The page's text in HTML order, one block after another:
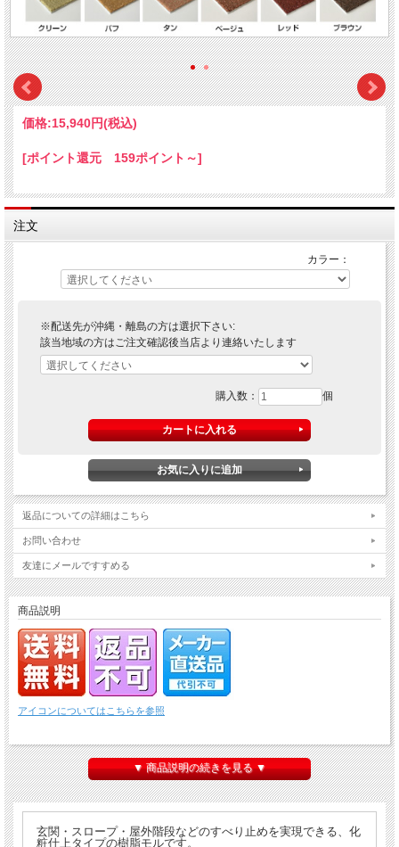
価格:15,940円(税込)
[ポイント還元 159ポイント～]
注文
カラー：
※配送先が沖縄・離島の方は選択下さい:
該当地域の方はご注文確認後当店より連絡いたします
購入数： 個
返品についての詳細はこちら
お問い合わせ
友達にメールですすめる
商品説明
アイコンについてはこちらを参照
▼ 商品説明の続きを見る ▼
玄関・スロープ・屋外階段などのすべり止めを実現できる、化
粧仕上タイプの樹脂モルです。